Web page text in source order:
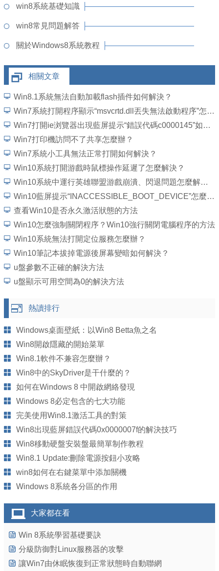
win8系統基礎知識
win8常見問題解答
關於Windows8系統教程
相關文章
Win8.1系統無法自動加載flash插件如何解決？
Win7系統打開程序顯示“msvcrtd.dll丟失無法啟動程序”怎麼解決
Win7打開ie浏覽器出現藍屏提示“錯誤代碼c0000145”如何解決？
Win7打印機訪問不了共享怎麼辦？
Win7系統小工具無法正常打開如何解決？
Win10系統打開游戲時鼠標操作延遲了怎麼解決？
Win10系統中運行英雄聯盟游戲崩潰、閃退問題怎麼解決？
Win10藍屏提示“INACCESSIBLE_BOOT_DEVICE”怎麼處理？
查看Win10是否永久激活狀態的方法
Win10怎麼強制關閉程序？Win10強行關閉電腦程序的方法
Win10系統無法打開定位服務怎麼辦？
Win10筆記本拔掉電源後屏幕變暗如何解決？
u盤參數不正確的解決方法
u盤顯示可用空間為0的解決方法
熱讀排行
Windows桌面壁紙：以Win8 Betta魚之名
Win8開啟隱藏的開始菜單
Win8.1軟件不兼容怎麼辦？
Win8中的SkyDriver是干什麼的？
如何在Windows 8 中開啟網絡發現
Windows 8必定包含的七大功能
完美使用Win8.1激活工具的對策
Win8出現藍屏錯誤代碼0x0000007f的解決技巧
Win8移動硬盤安裝盤最簡單制作教程
Win8.1 Update:刪除電源按鈕小攻略
win8如何在右鍵菜單中添加關機
Windows 8系統各分區的作用
大家都在看
Win 8系統學習基礎要訣
分級防御對Linux服務器的攻擊
讓Win7由休眠恢復到正常狀態時自動聯網